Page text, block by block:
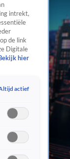
intrekt,
de link
Digitale
hier
actief